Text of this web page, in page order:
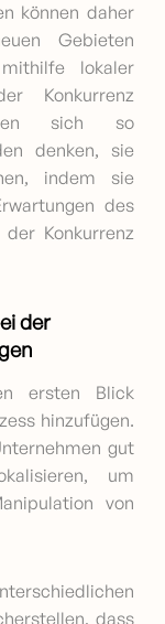
können daher
Gebieten
lokaler
Konkurrenz
sich so
denken, sie
indem sie
des
Konkurrenz
der
ersten Blick
hinzufügen.
gut
um
von
dass